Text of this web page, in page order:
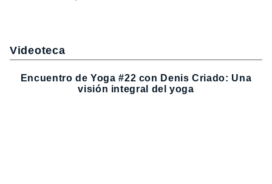
Videoteca
Encuentro de Yoga #22 con Denis Criado: Una
visión integral del yoga